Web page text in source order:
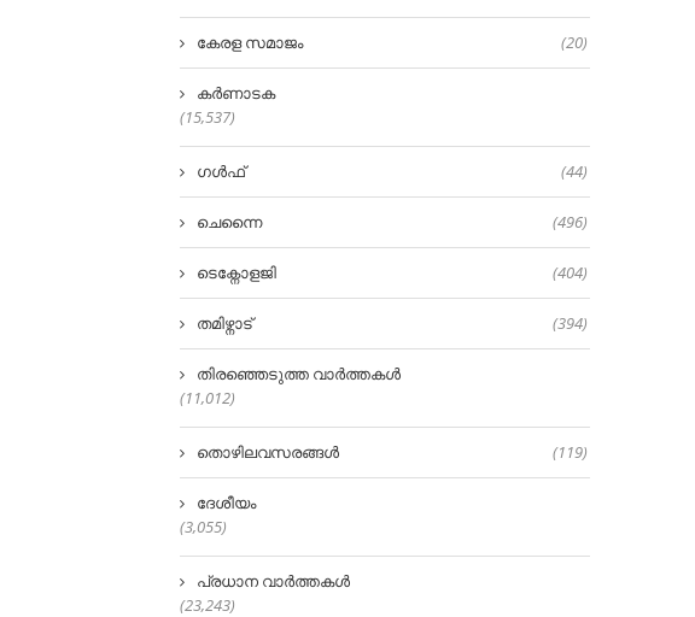
കേരള സമാജം (20)
കർണാടക
(15,537)
ഗൾഫ് (44)
ചെന്നൈ (496)
ടെക്നോളജി (404)
തമിഴ്നാട് (394)
തിരഞ്ഞെടുത്ത വാർത്തകൾ
(11,012)
തൊഴിലവസരങ്ങൾ (119)
ദേശീയം
(3,055)
പ്രധാന വാർത്തകൾ
(23,243)